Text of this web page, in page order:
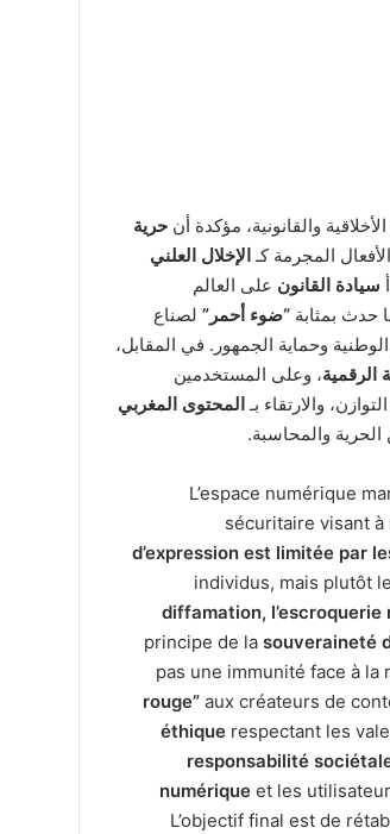
والقانونية، مؤكدة أن حرية
المجرمة كـ الإخلال العلني
سيادة القانون على العالم
حدث بمثابة “ضوء أحمر” لصناع
وحماية الجمهور. في المقابل،
الرقمية، وعلى المستخدمين
والارتقاء بـ المحتوى المغربي
الحرية والمحاسبة.
L’espace numérique
sécuritaire visant
d’expression est limitée par
individus, mais plutôt
diffamation, l’escroquerie
principe de la souveraineté
pas une immunité face à
rouge” aux créateurs de
éthique respectant les
responsabilité
numérique et les
L’objectif final est de